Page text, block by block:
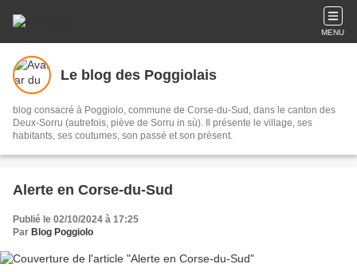
MENU
Le blog des Poggiolais
blog consacré à Poggiolo, commune de Corse-du-Sud, dans le canton des
Deux-Sorru (autrefois, piève de Sorru in sù). Il présente le village, ses
habitants, ses coutumes, son passé et son présent.
Alerte en Corse-du-Sud
Publié le 02/10/2024 à 17:25
Par Blog Poggiolo